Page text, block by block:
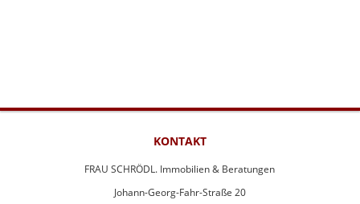
KONTAKT
FRAU SCHRÖDL. Immobilien & Beratungen
Johann-Georg-Fahr-Straße 20